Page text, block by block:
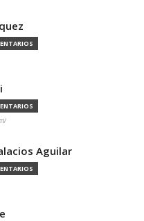
Aguilar